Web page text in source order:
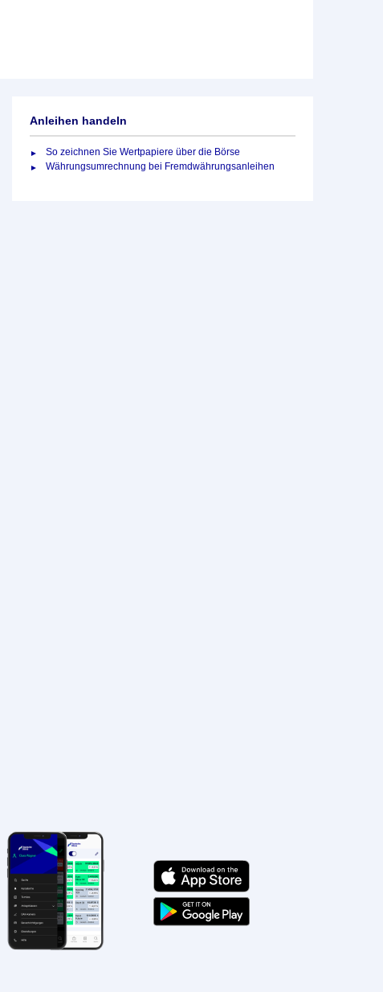
Anleihen handeln
So zeichnen Sie Wertpapiere über die Börse
Währungsumrechnung bei Fremdwährungsanleihen